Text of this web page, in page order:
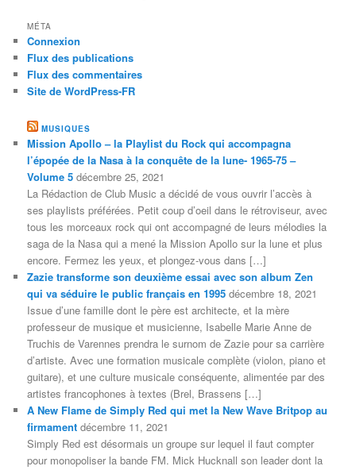
MÉTA
Connexion
Flux des publications
Flux des commentaires
Site de WordPress-FR
MUSIQUES
Mission Apollo – la Playlist du Rock qui accompagna
l’épopée de la Nasa à la conquête de la lune- 1965-75 –
Volume 5 décembre 25, 2021
La Rédaction de Club Music a décidé de vous ouvrir l’accès à
ses playlists préférées. Petit coup d’oeil dans le rétroviseur, avec
tous les morceaux rock qui ont accompagné de leurs mélodies la
saga de la Nasa qui a mené la Mission Apollo sur la lune et plus
encore. Fermez les yeux, et plongez-vous dans […]
Zazie transforme son deuxième essai avec son album Zen
qui va séduire le public français en 1995 décembre 18, 2021
Issue d’une famille dont le père est architecte, et la mère
professeur de musique et musicienne, Isabelle Marie Anne de
Truchis de Varennes prendra le surnom de Zazie pour sa carrière
d’artiste. Avec une formation musicale complète (violon, piano et
guitare), et une culture musicale conséquente, alimentée par des
artistes francophones à textes (Brel, Brassens […]
A New Flame de Simply Red qui met la New Wave Britpop au
firmament décembre 11, 2021
Simply Red est désormais un groupe sur lequel il faut compter
pour monopoliser la bande FM. Mick Hucknall son leader dont la